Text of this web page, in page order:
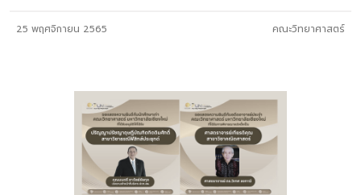
25 พฤศจิกายน 2565 คณะวิทยาศาสตร์